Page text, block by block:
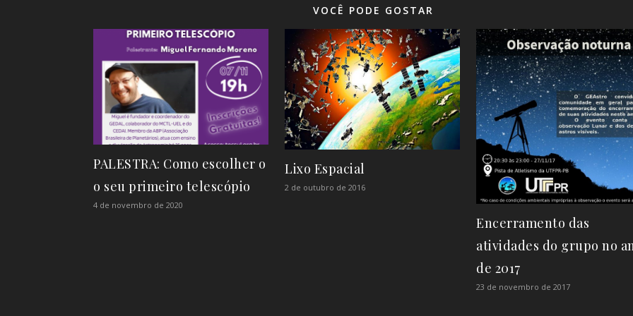
VOCÊ PODE GOSTAR
PALESTRA: Como escolher o
o seu primeiro telescópio
4 de novembro de 2020
Lixo Espacial
2 de outubro de 2016
Encerramento das
atividades do grupo no
de 2017
23 de novembro de 2017